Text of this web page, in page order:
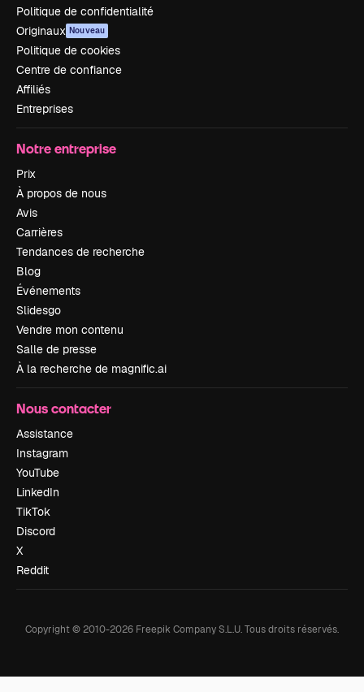
Politique de confidentialité
Originaux Nouveau
Politique de cookies
Centre de confiance
Affiliés
Entreprises
Notre entreprise
Prix
À propos de nous
Avis
Carrières
Tendances de recherche
Blog
Événements
Slidesgo
Vendre mon contenu
Salle de presse
À la recherche de magnific.ai
Nous contacter
Assistance
Instagram
YouTube
LinkedIn
TikTok
Discord
X
Reddit
Copyright © 2010-2026 Freepik Company S.L.U.Tous droits réservés.